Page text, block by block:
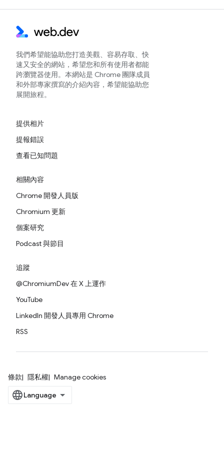
我們希望能協助您打造美觀、容易存取、快
速又安全的網站，希望您和所有使用者都能
跨瀏覽器使用。本網站是 Chrome 團隊成員
和外部專家撰寫的介紹內容，希望能協助您
展開旅程。
提供相片
提報錯誤
查看已知問題
相關內容
Chrome 開發人員版
Chromium 更新
個案研究
Podcast 與節目
追蹤
@ChromiumDev 在 X 上運作
YouTube
LinkedIn 開發人員專用 Chrome
RSS
條款 隱私權 Manage cookies